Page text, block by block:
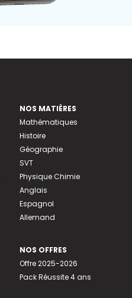
NOS MATIÈRES
Mathématiques
Histoire
Géographie
SVT
Physique Chimie
Anglais
Espagnol
Allemand
NOS OFFRES
Offre 2025-2026
Pack Réussite 4 ans